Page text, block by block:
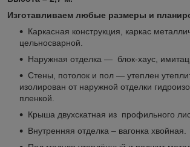
Изготавливаем любые размеры и
Каркасная конструкция, каркас
цельносварной.
Наружная отделка ― блок-хаус,
Стены, потолок и пол ― утеплен
изолирован от наружной отделки
пленкой.
Крыша двухскатная из профильного
Внутренняя отделка – вагонка хвойная.